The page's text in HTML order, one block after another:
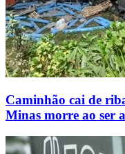
Caminhão cai de
Minas morre ao ser